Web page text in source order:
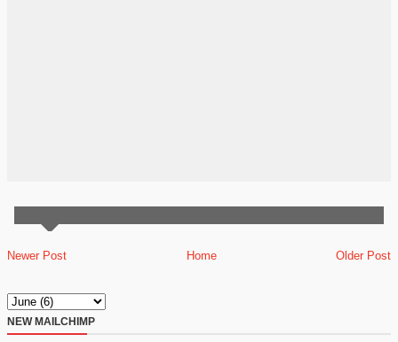
Newer Post Older Post
Home
NEW MAILCHIMP